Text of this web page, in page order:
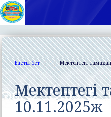
Басты бет Мектептегі
Мектептегі
10.11.2025ж